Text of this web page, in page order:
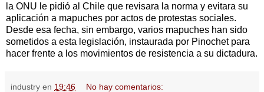
la ONU le pidió al Chile que revisara la norma y evitara su
aplicación a mapuches por actos de protestas sociales.
Desde esa fecha, sin embargo, varios mapuches han sido
sometidos a esta legislación, instaurada por Pinochet para
hacer frente a los movimientos de resistencia a su dictadura.
industry en 19:46 No hay comentarios: